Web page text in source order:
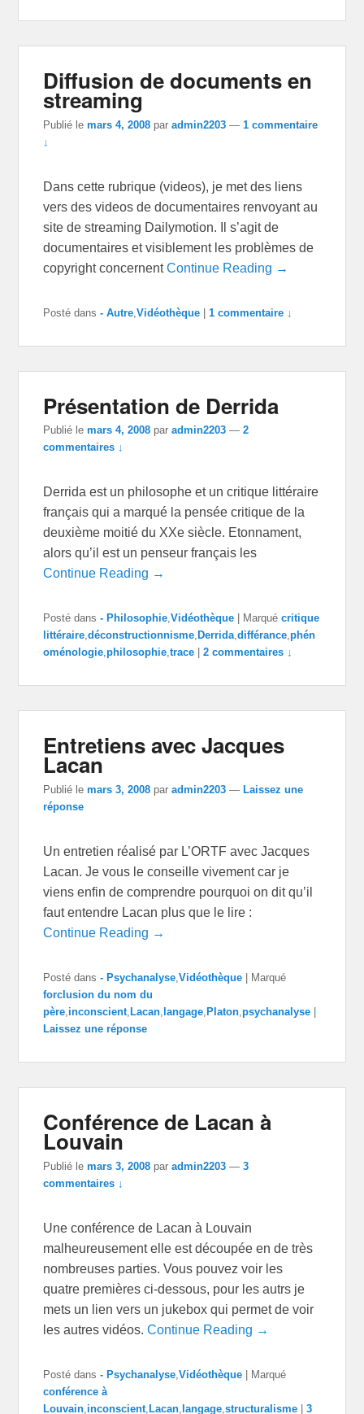
Diffusion de documents en
streaming
Publié lemars 4, 2008 paradmin2203 —1 commentaire
↓
Dans cette rubrique (videos), je met des liens
vers des videos de documentaires renvoyant au
site de streaming Dailymotion. Il s’agit de
documentaires et visiblement les problèmes de
copyright concernentContinue Reading →
Posté dans - Autre ,Vidéothèque |1 commentaire ↓
Présentation de Derrida
Publié lemars 4, 2008 paradmin2203 —2
commentaires ↓
Derrida est un philosophe et un critique littéraire
français qui a marqué la pensée critique de la
deuxième moitié du XXe siècle. Etonnament,
alors qu’il est un penseur français les
Continue Reading →
Posté dans - Philosophie,Vidéothèque Marqué critique
littéraire,déconstructionnisme, Derrida,différance,phén
oménologie,philosophie,trace |2 commentaires ↓
Entretiens avec Jacques
Lacan
Publié lemars 3, 2008 paradmin2203 — Laissez une
réponse
Un entretien réalisé par L’ORTF avec Jacques
Lacan. Je vous le conseille vivement car je
viens enfin de comprendre pourquoi on dit qu’il
faut entendre Lacan plus que le lire :
Continue Reading →
Posté dans - Psychanalyse,Vidéothèque
Marqué
forclusion du nom du
père,inconscient, Lacan, langage, Platon,psychanalyse
Laissez une réponse
Conférence de Lacan à
Louvain
Publié lemars 3, 2008 paradmin2203 —3
commentaires ↓
Une conférence de Lacan à Louvain
malheureusement elle est découpée en de très
nombreuses parties. Vous pouvez voir les
quatre premières ci-dessous, pour les autrs je
mets un lien vers un jukebox qui permet de voir
les autres vidéos.Continue Reading →
Posté dans - Psychanalyse ,Vidéothèque
Marqué
conférence à
Louvain inconscient Lacan langage ,structuralisme |3